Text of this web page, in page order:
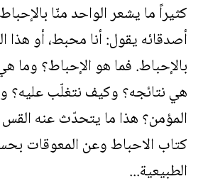
كثيراً ما يشعر الواحد منّا
أصدقائه يقول: أنا محبط، أو
بالإحباط. فما هو الإحباط؟ وما
هي نتائجه؟ وكيف نتغلّب
المؤمن؟ هذا ما يتحدّث عنه
كتاب الاحباط وعن المعوقات
الطبيعية...